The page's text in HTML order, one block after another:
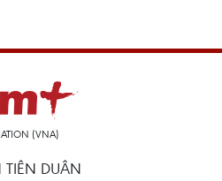
(VNA)
DUÂN